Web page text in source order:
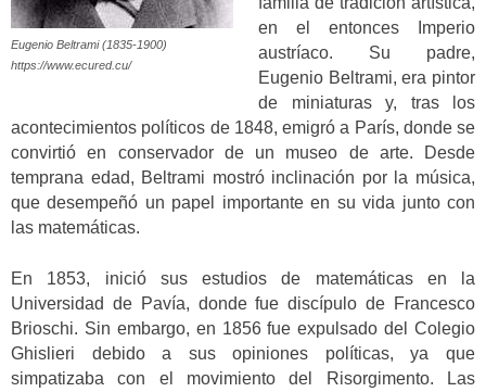
Eugenio Beltrami (1835-1900)
https://www.ecured.cu/
en el entonces Imperio
austríaco. Su padre,
Eugenio Beltrami, era pintor
de miniaturas y, tras los
acontecimientos políticos de 1848, emigró a París, donde se
convirtió en conservador de un museo de arte. Desde
temprana edad, Beltrami mostró inclinación por la música,
que desempeñó un papel importante en su vida junto con
las matemáticas.
En 1853, inició sus estudios de matemáticas en la
Universidad de Pavía, donde fue discípulo de Francesco
Brioschi. Sin embargo, en 1856 fue expulsado del Colegio
Ghislieri debido a sus opiniones políticas, ya que
simpatizaba con el movimiento del Risorgimento. Las